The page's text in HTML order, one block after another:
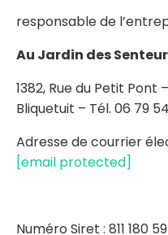
responsable de
Au Jardin des
1382, Rue du Petit
Bliquetuit – Tél. 06 79
Adresse de courrier
[email protected]
Numéro Siret : 811 180